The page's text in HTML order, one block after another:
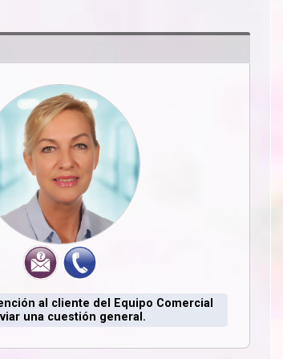
al cliente del Equipo Comercial
una cuestión general.